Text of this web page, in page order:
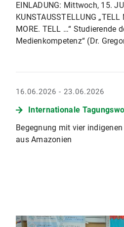
EINLADUNG: Mittwoch, 15.
KUNSTAUSSTELLUNG
MORE. TELL …“ Studierende
Medienkompetenz“ (Dr.
16.06.2026 - 23.06.2026
Internationale
Begegnung mit vier
aus Amazonien